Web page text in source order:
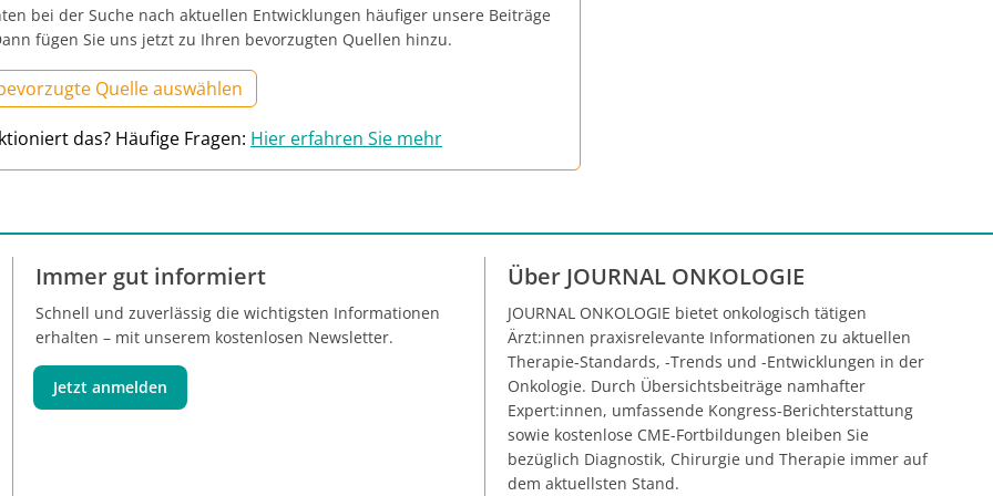
bei der Suche nach aktuellen Entwicklungen häufiger unsere Beiträge
fügen Sie uns jetzt zu Ihren bevorzugten Quellen hinzu.
Quelle auswählen
das? Häufige Fragen: Hier erfahren Sie mehr
Immer gut informiert
Schnell und zuverlässig die wichtigsten Informationen
erhalten – mit unserem kostenlosen Newsletter.
Jetzt anmelden
Über JOURNAL ONKOLOGIE
JOURNAL ONKOLOGIE bietet onkologisch tätigen
Ärzt:innen praxisrelevante Informationen zu aktuellen
Therapie-Standards, -Trends und -Entwicklungen in der
Onkologie. Durch Übersichtsbeiträge namhafter
Expert:innen, umfassende Kongress-Berichterstattung
sowie kostenlose CME-Fortbildungen bleiben Sie
bezüglich Diagnostik, Chirurgie und Therapie immer auf
dem aktuellsten Stand.